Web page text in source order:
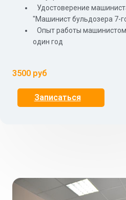
Удостоверение
"Машинист бульдозера 7-
Опыт работы
один год
3500 руб
Записаться